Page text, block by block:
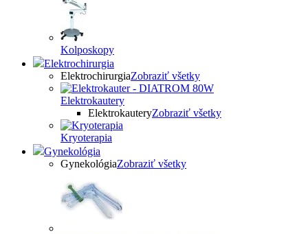
Kolposkopy
Elektrochirurgia
ElektrochirurgiaZobraziť všetky
Elektrokautery
ElektrokauteryZobraziť všetky
Kryoterapia
Gynekológia
GynekológiaZobraziť všetky